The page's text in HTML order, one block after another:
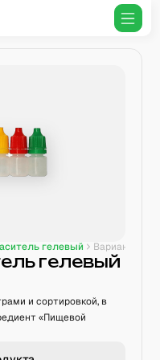
гелевый
гелевый
и сортировкой, в
«Пищевой